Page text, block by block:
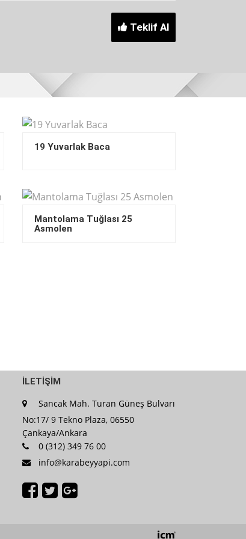
Teklif Al
19 Yuvarlak Baca
Mantolama Tuğlası 25
Asmolen
İLETİŞİM
Sancak Mah. Turan Güneş Bulvarı
No:17/ 9 Tekno Plaza, 06550
Çankaya/Ankara
0 (312) 349 76 00
info@karabeyyapi.com